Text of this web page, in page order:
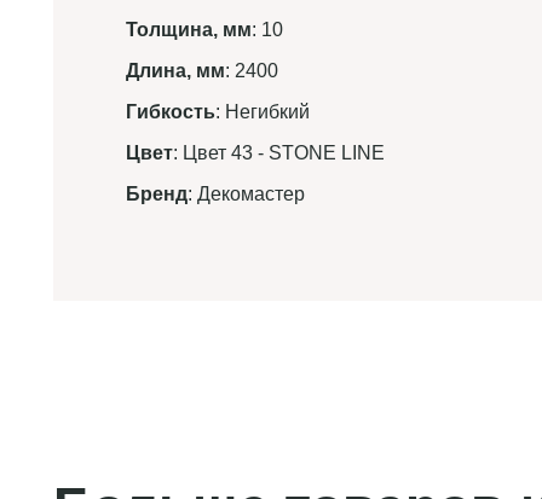
Толщина, мм: 10
Длина, мм: 2400
Гибкость: Негибкий
Цвет: Цвет 43 - STONE LINE
Бренд: Декомастер